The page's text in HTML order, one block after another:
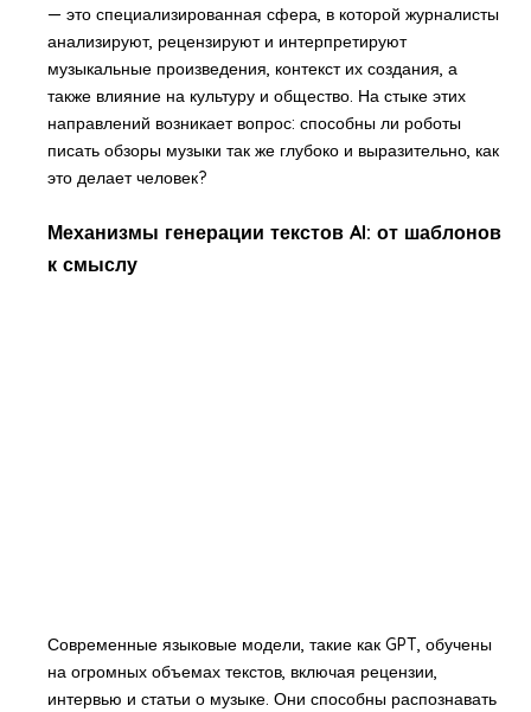
— это специализированная сфера, в которой журналисты
анализируют, рецензируют и интерпретируют
музыкальные произведения, контекст их создания, а
также влияние на культуру и общество. На стыке этих
направлений возникает вопрос: способны ли роботы
писать обзоры музыки так же глубоко и выразительно, как
это делает человек?
Механизмы генерации текстов AI: от шаблонов
к смыслу
Современные языковые модели, такие как GPT, обучены
на огромных объемах текстов, включая рецензии,
интервью и статьи о музыке. Они способны распознавать